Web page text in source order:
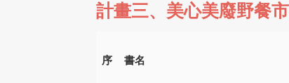
計畫三、美心美廢野餐
序 書名